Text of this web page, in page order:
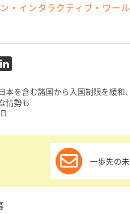
・インタラクティブ・ワー
本を含む諸国から入国制限を緩和
情勢も
一歩先の